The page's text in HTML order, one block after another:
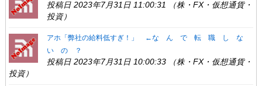
投稿日 2023年7月31日 11:00:31 （株・FX・仮想通貨・
投資）
アホ「弊社の給料低すぎ！」 ←な ん で 転 職 し な
い の ？
投稿日 2023年7月31日 10:00:33 （株・FX・仮想通貨・
投資）